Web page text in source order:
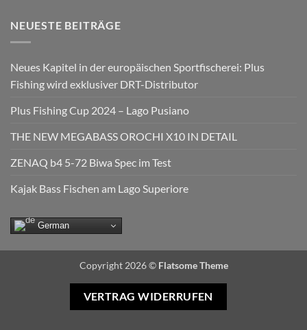
NEUESTE BEITRÄGE
Neues Kapitel in der europäischen Sportfischerei: Plus
Fishing wird exklusiver DRT-Distributor
Plus Fishing Cup 2024 – Lago Pusiano
THE NEW MEGABASS OROCHI X10 IN DETAIL
ZENAQ b4 5-72 Biwa Spec im Test
Kajak Bass Fischen am Lago Superiore
German
Copyright 2026 © Flatsome Theme
VERTRAG WIDERRUFEN